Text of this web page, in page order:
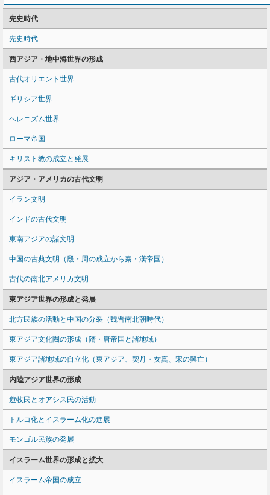
先史時代
先史時代
西アジア・地中海世界の形成
古代オリエント世界
ギリシア世界
ヘレニズム世界
ローマ帝国
キリスト教の成立と発展
アジア・アメリカの古代文明
イラン文明
インドの古代文明
東南アジアの諸文明
中国の古典文明（殷・周の成立から秦・漢帝国）
古代の南北アメリカ文明
東アジア世界の形成と発展
北方民族の活動と中国の分裂（魏晋南北朝時代）
東アジア文化圏の形成（隋・唐帝国と諸地域）
東アジア諸地域の自立化（東アジア、契丹・女真、宋の興亡）
内陸アジア世界の形成
遊牧民とオアシス民の活動
トルコ化とイスラーム化の進展
モンゴル民族の発展
イスラーム世界の形成と拡大
イスラーム帝国の成立